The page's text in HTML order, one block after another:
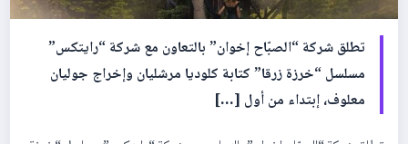
تطلق شركة “الصبّاح إخوان” بالتعاون مع شركة “رايتكس”
مسلسل “خرزة زرقا” كتابة كلوديا مرشليان وإخراج جوليان
معلوف، إبتداء من أول […]